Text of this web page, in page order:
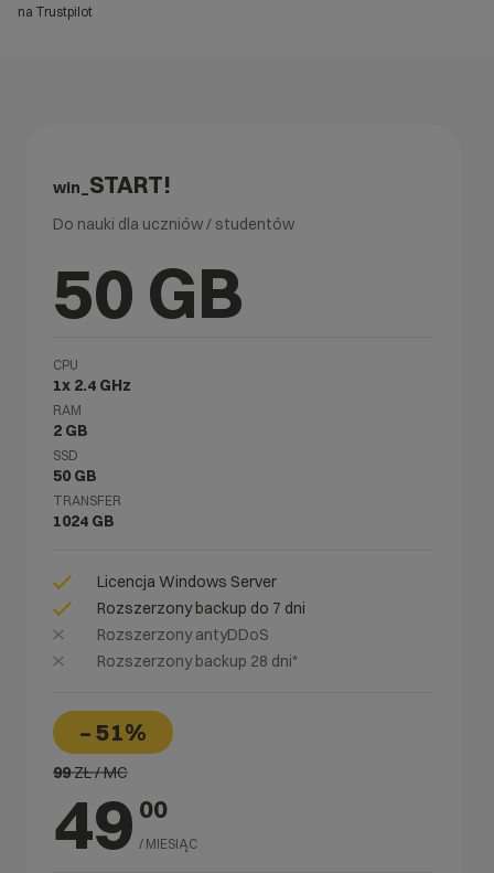
na Trustpilot
win_ START!
Do nauki dla uczniów / studentów
50 GB
CPU
1x 2.4 GHz
RAM
2 GB
SSD
50 GB
TRANSFER
1024 GB
Licencja Windows Server
Rozszerzony backup do 7 dni
Rozszerzony antyDDoS
Rozszerzony backup 28 dni*
99ZŁ / MC
– 51%
49 00
/ MIESIĄC